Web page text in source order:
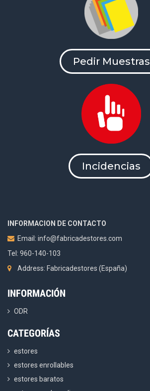
Pedir Muestras
Incidencias
INFORMACION DE CONTACTO
Email: info@fabricadestores.com
Tel: 960-140-103
Address: Fabricadestores (España)
INFORMACIÓN
ODR
CATEGORÍAS
estores
estores enrollables
estores baratos